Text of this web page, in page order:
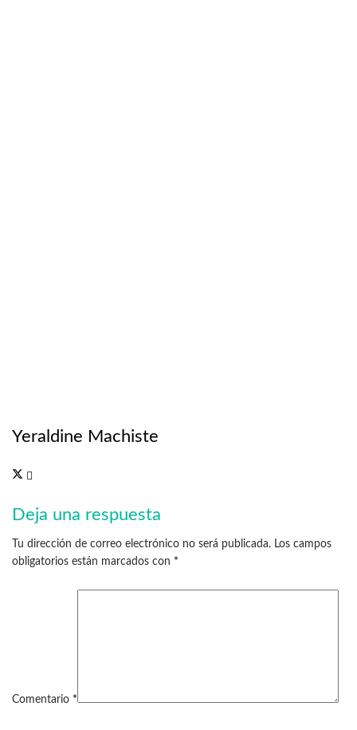
Yeraldine Machiste
Deja una respuesta
Tu dirección de correo electrónico no será publicada. Los campos
obligatorios están marcados con *
Comentario *